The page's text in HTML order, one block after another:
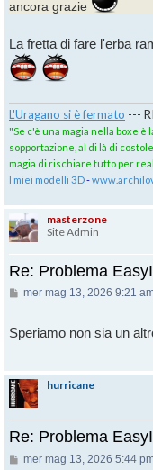
ancora grazie
La fretta di fare l'erba
L'Uragano si è fermato ---
"Se c'è una magia nella boxe è
sopportazione, al di là di
magia di rischiare tutto per
I miei modelli 3D-
masterzone
Site Admin
Re: Problema
Messaggio
mer mag 13, 2026 9:21
Speriamo non sia un
hurricane
Re: Problema
Messaggio
mer mag 13, 2026 5:44